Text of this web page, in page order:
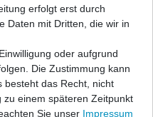
erfolgt erst durch
Daten mit Dritten, die wir in
oder aufgrund
Die Zustimmung kann
besteht das Recht, nicht
zu einem späteren Zeitpunkt
Sie unser Impressum